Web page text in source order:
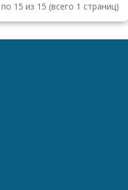
15 из 15 (всего 1 страниц)